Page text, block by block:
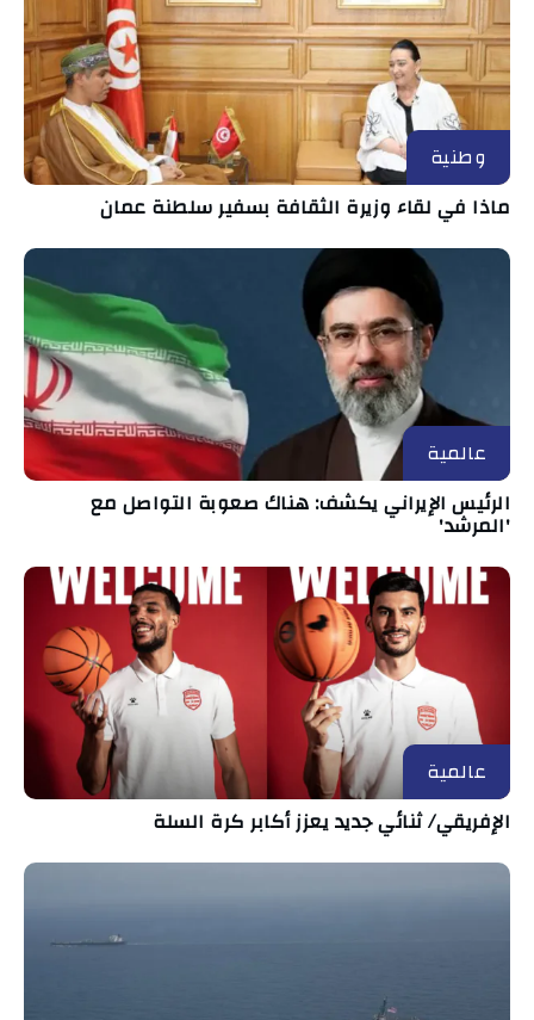
وطنية
ماذا في لقاء وزيرة الثقافة بسفير سلطنة عمان
عالمية
الرئيس الإيراني يكشف: هناك صعوبة التواصل مع
'المرشد'
عالمية
الإفريقي/ ثنائي جديد يعزز أكابر كرة السلة